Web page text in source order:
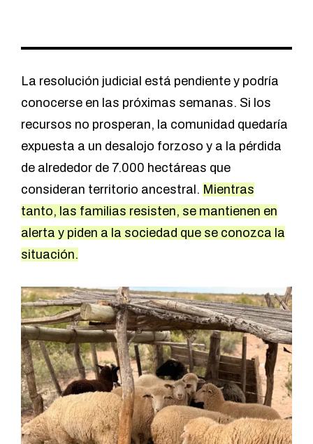
La resolución judicial está pendiente y podría
conocerse en las próximas semanas. Si los
recursos no prosperan, la comunidad quedaría
expuesta a un desalojo forzoso y a la pérdida
de alrededor de 7.000 hectáreas que
consideran territorio ancestral. Mientras
tanto, las familias resisten, se mantienen en
alerta y piden a la sociedad que se conozca la
situación.